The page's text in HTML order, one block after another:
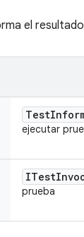
el
Test
ejecutar
ITest
prueba